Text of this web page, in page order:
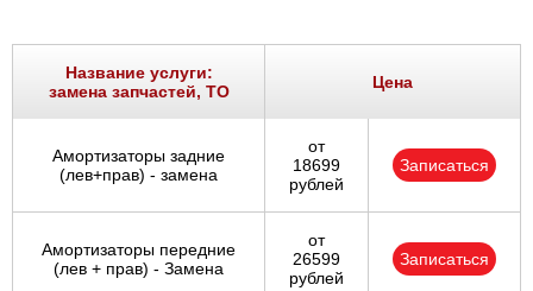
Название услуги:
замена запчастей, ТО
Цена
Амортизаторы задние
(лев+прав) - замена
от
18699
рублей
Записаться
Амортизаторы передние
(лев + прав) - Замена
от
26599
рублей
Записаться